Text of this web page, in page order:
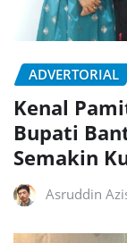
ADVERTORIAL
Kenal
Bupati
Semakin
Asruddin